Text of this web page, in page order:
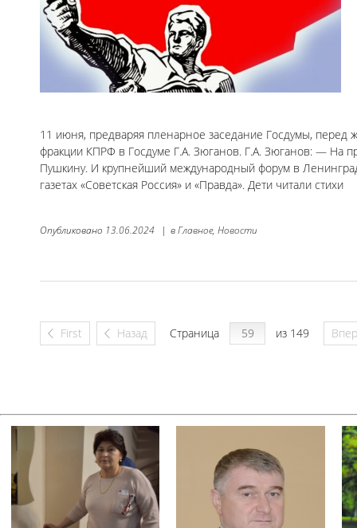
11 июня, предваряя пленарное заседание Госдумы, перед
фракции КПРФ в Госдуме Г.А. Зюганов. Г.А. Зюганов: — На
Пушкину. И крупнейший международный форум в
газетах «Советская Россия» и «Правда». Дети читали стихи
Опубликовано 13.06.2024 | вГлавное, Новости
First Назад Страница из 149